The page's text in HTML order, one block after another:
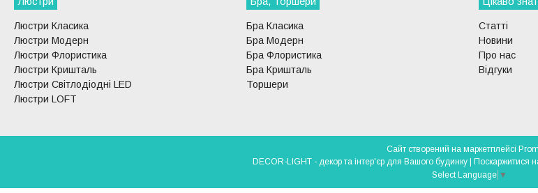
Люстри Класика
Люстри Модерн
Люстри Флористика
Люстри Кришталь
Люстри Світлодіодні LED
Люстри LOFT
Бра Класика
Бра Модерн
Бра Флористика
Бра Кришталь
Торшери
Статті
Новини
Про нас
Відгуки
Сайт створений на маркетплейсі
Поскаржитися
Select Language ▼